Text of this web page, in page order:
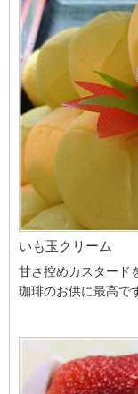
いも玉クリーム
甘さ控めカスタード
珈琲のお供に最高で